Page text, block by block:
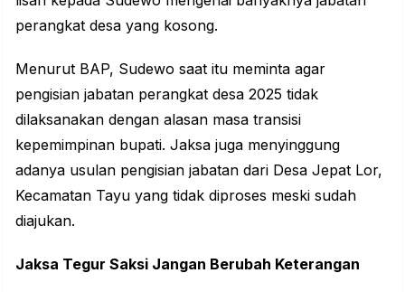
perangkat desa yang kosong.
Menurut BAP, Sudewo saat itu meminta agar
pengisian jabatan perangkat desa 2025 tidak
dilaksanakan dengan alasan masa transisi
kepemimpinan bupati. Jaksa juga menyinggung
adanya usulan pengisian jabatan dari Desa Jepat Lor,
Kecamatan Tayu yang tidak diproses meski sudah
diajukan.
Jaksa Tegur Saksi Jangan Berubah Keterangan